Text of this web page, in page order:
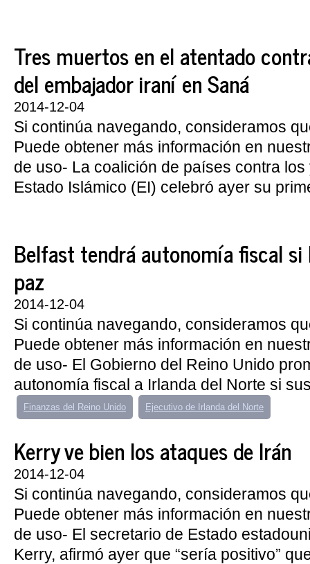
Tres muertos en el atentado
del embajador iraní en Saná
2014-12-04
Si continúa navegando, consideramos
Puede obtener más información en
de uso- La coalición de países contra
Estado Islámico (EI) celebró ayer su
Belfast tendrá autonomía fiscal si
paz
2014-12-04
Si continúa navegando, consideramos
Puede obtener más información en
de uso- El Gobierno del Reino Unido
autonomía fiscal a Irlanda del Norte si
Finanzas del Reino Unido Ejecutivo de Irlanda del Norte
Kerry ve bien los ataques de Irán
2014-12-04
Si continúa navegando, consideramos
Puede obtener más información en
de uso- El secretario de Estado
Kerry, afirmó ayer que “sería positivo”